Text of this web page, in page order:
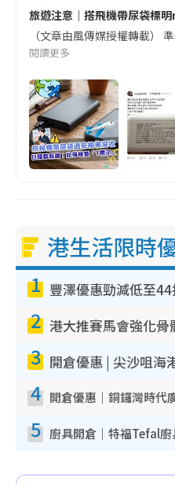
旅遊注意｜搭飛機帶尿袋標
（文章由風傳媒授權轉載）
閱讀更多
港生活限時
1
2
3
4
5